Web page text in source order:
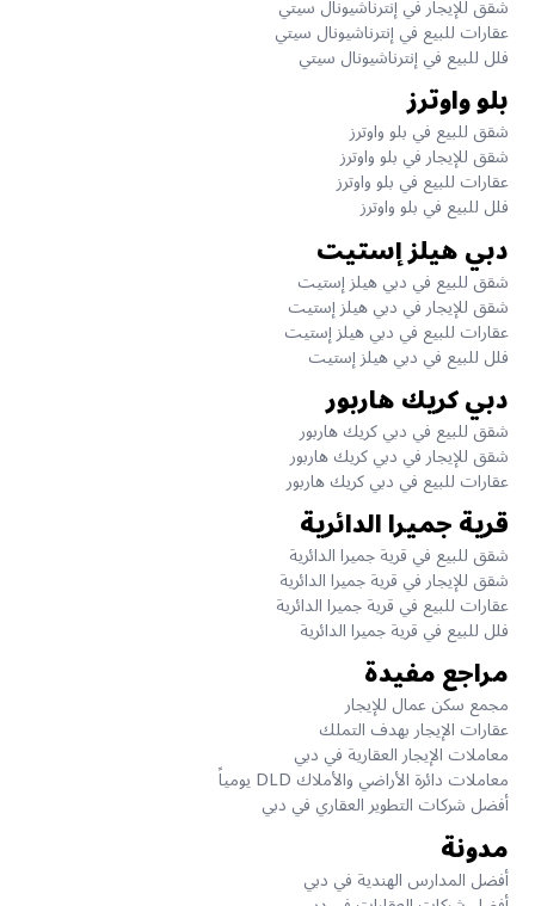
شقق للإيجار في إنترناشيونال سيتي
عقارات للبيع في إنترناشيونال سيتي
فلل للبيع في إنترناشيونال سيتي
بلو واوترز
شقق للبيع في بلو واوترز
شقق للإيجار في بلو واوترز
عقارات للبيع في بلو واوترز
فلل للبيع في بلو واوترز
دبي هيلز إستيت
شقق للبيع في دبي هيلز إستيت
شقق للإيجار في دبي هيلز إستيت
عقارات للبيع في دبي هيلز إستيت
فلل للبيع في دبي هيلز إستيت
دبي كريك هاربور
شقق للبيع في دبي كريك هاربور
شقق للإيجار في دبي كريك هاربور
عقارات للبيع في دبي كريك هاربور
قرية جميرا الدائرية
شقق للبيع في قرية جميرا الدائرية
شقق للإيجار في قرية جميرا الدائرية
عقارات للبيع في قرية جميرا الدائرية
فلل للبيع في قرية جميرا الدائرية
مراجع مفيدة
مجمع سكن عمال للإيجار
عقارات الإيجار بهدف التملك
معاملات الإيجار العقارية في دبي
معاملات دائرة الأراضي والأملاك DLD يومياً
أفضل شركات التطوير العقاري في دبي
مدونة
أفضل المدارس الهندية في دبي